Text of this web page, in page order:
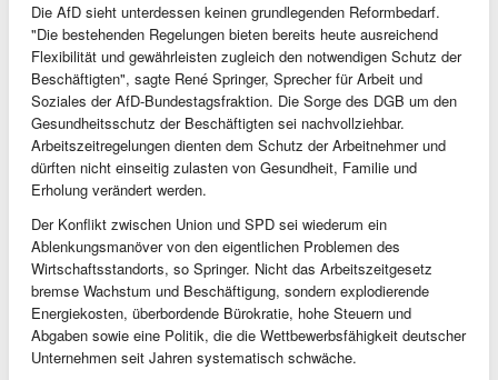
Die AfD sieht unterdessen keinen grundlegenden Reformbedarf.
"Die bestehenden Regelungen bieten bereits heute ausreichend
Flexibilität und gewährleisten zugleich den notwendigen Schutz der
Beschäftigten", sagte René Springer, Sprecher für Arbeit und
Soziales der AfD-Bundestagsfraktion. Die Sorge des DGB um den
Gesundheitsschutz der Beschäftigten sei nachvollziehbar.
Arbeitszeitregelungen dienten dem Schutz der Arbeitnehmer und
dürften nicht einseitig zulasten von Gesundheit, Familie und
Erholung verändert werden.
Der Konflikt zwischen Union und SPD sei wiederum ein
Ablenkungsmanöver von den eigentlichen Problemen des
Wirtschaftsstandorts, so Springer. Nicht das Arbeitszeitgesetz
bremse Wachstum und Beschäftigung, sondern explodierende
Energiekosten, überbordende Bürokratie, hohe Steuern und
Abgaben sowie eine Politik, die die Wettbewerbsfähigkeit deutscher
Unternehmen seit Jahren systematisch schwäche.